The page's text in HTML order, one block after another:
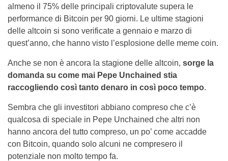
almeno il 75% delle principali criptovalute supera le
performance di Bitcoin per 90 giorni. Le ultime stagioni
delle altcoin si sono verificate a gennaio e marzo di
quest’anno, che hanno visto l’esplosione delle meme coin.
Anche se non è ancora la stagione delle altcoin, sorge la
domanda su come mai Pepe Unchained stia
raccogliendo così tanto denaro in così poco tempo.
Sembra che gli investitori abbiano compreso che c’è
qualcosa di speciale in Pepe Unchained che altri non
hanno ancora del tutto compreso, un po’ come accadde
con Bitcoin, quando solo alcuni ne compresero il
potenziale non molto tempo fa.